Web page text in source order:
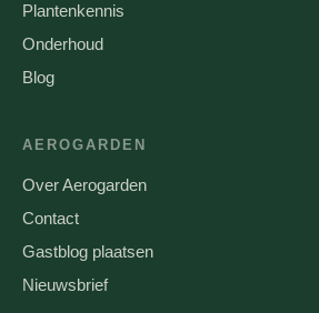
Plantenkennis
Onderhoud
Blog
AEROGARDEN
Over Aerogarden
Contact
Gastblog plaatsen
Nieuwsbrief